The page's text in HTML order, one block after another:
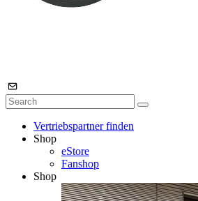
Vertriebspartner finden
Shop
eStore
Fanshop
Shop